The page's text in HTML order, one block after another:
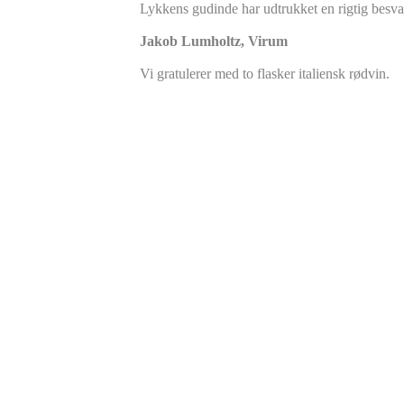
Lykkens gudinde har udtrukket en rigtig
Jakob Lumholtz, Virum
Vi gratulerer med to flasker italiensk rødvin.